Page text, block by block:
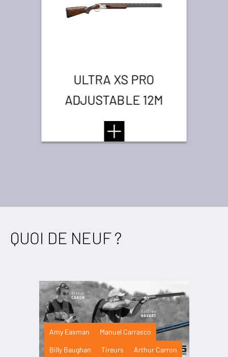
ULTRA XS PRO
ADJUSTABLE 12M
QUOI DE NEUF ?
Amy Easman Manuel Carrasco
Billy Baughan Tireurs Arthur Carron